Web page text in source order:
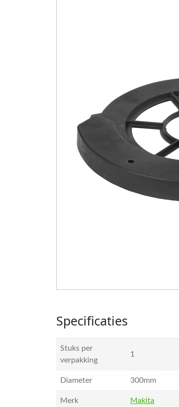
Specificaties
Stuks per
verpakking
1
Diameter 300mm
Merk Makita